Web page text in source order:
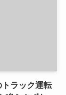
ラック運転